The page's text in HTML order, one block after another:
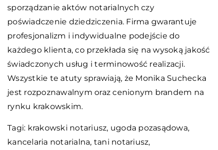
sporządzanie aktów notarialnych czy
poświadczenie dziedziczenia. Firma gwarantuje
profesjonalizm i indywidualne podejście do
każdego klienta, co przekłada się na wysoką jakość
świadczonych usług i terminowość realizacji.
Wszystkie te atuty sprawiają, że Monika Suchecka
jest rozpoznawalnym oraz cenionym brandem na
rynku krakowskim.
Tagi: krakowski notariusz, ugoda pozasądowa,
kancelaria notarialna, tani notariusz,